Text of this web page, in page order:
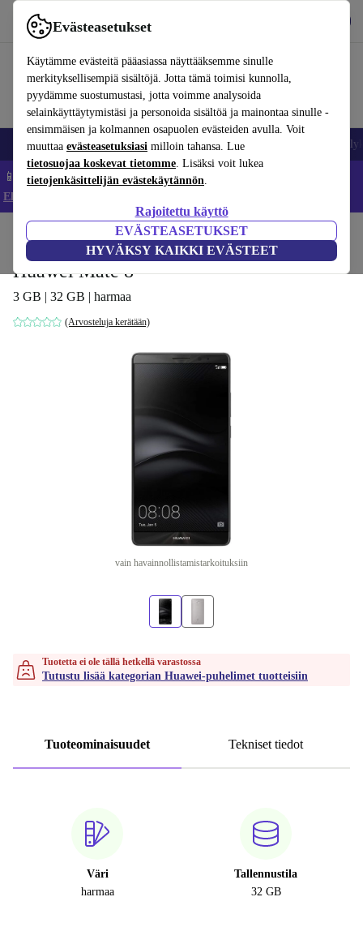
Evästeasetukset
Käytämme evästeitä pääasiassa näyttääksemme sinulle
merkityksellisempiä sisältöjä. Jotta tämä toimisi kunnolla,
pyydämme suostumustasi, jotta voimme analysoida
selainkäyttäytymistäsi ja personoida sisältöä ja mainontaa sinulle -
ensimmäisen ja kolmannen osapuolen evästeiden avulla. Voit
muuttaa evästeasetuksiasi milloin tahansa. Lue
tietosuojaa koskevat tietomme. Lisäksi voit lukea
tietojenkäsittelijän evästekäytännön.
Rajoitettu käyttö
EVÄSTEASETUKSET
HYVÄKSY KAIKKI EVÄSTEET
Käytä refurbed-palvelua nopeasti ja helposti
Matkapuhelimet ja älypuhelimet Kannettavat tietokoneet
📱 Säästä 5 % LISÄÄ iPhoneista – Koodi: IPHONEDEAL –
Ehdot ja säännöt
Matkapuhelimet ja älypuhelimet Huawei-puhelimet
Huawei Mate 8
3 GB | 32 GB | harmaa
(Arvosteluja kerätään)
vain havainnollistamistarkoituksiin
Tuotetta ei ole tällä hetkellä varastossa
Tutustu lisää kategorian Huawei-puhelimet tuotteisiin
Tuoteominaisuudet Tekniset tiedot
Väri
harmaa
Tallennustila
32 GB